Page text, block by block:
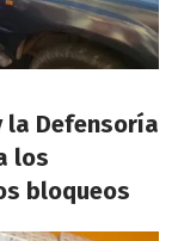
la Defensoría
los
bloqueos